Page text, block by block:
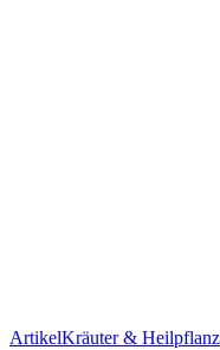
ArtikelKräuter &